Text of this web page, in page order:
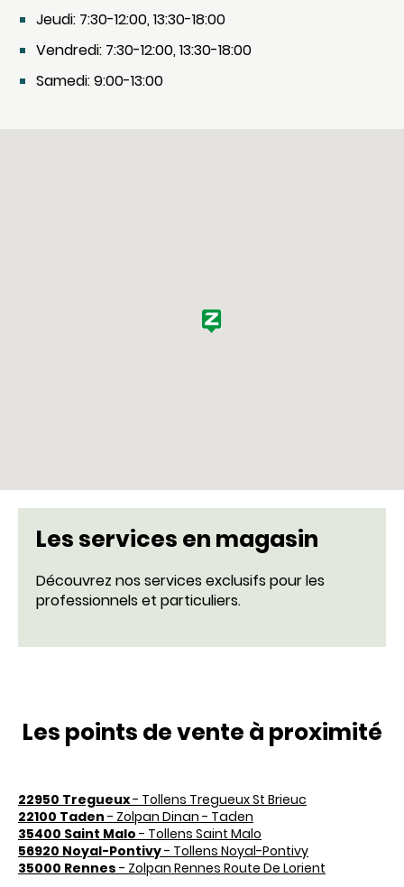
Jeudi: 7:30-12:00, 13:30-18:00
Vendredi: 7:30-12:00, 13:30-18:00
Samedi: 9:00-13:00
Les services en magasin
Découvrez nos services exclusifs pour les
professionnels et particuliers.
Les points de vente à proximité
22950 Tregueux- Tollens Tregueux St Brieuc
22100 Taden - Zolpan Dinan - Taden
35400 Saint Malo - Tollens Saint Malo
56920 Noyal-Pontivy- Tollens Noyal-Pontivy
35000 Rennes - Zolpan Rennes Route De Lorient